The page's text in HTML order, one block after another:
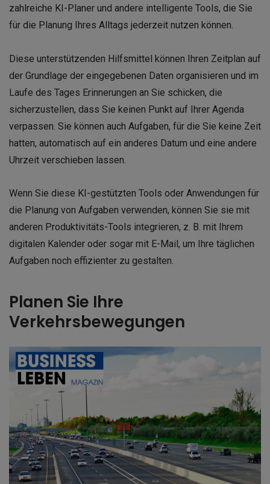
zahlreiche KI-Planer und andere intelligente Tools, die Sie
für die Planung Ihres Alltags jederzeit nutzen können.
Diese unterstützenden Hilfsmittel können Ihren Zeitplan auf
der Grundlage der eingegebenen Daten organisieren und im
Laufe des Tages Erinnerungen an Sie schicken, die
sicherzustellen, dass Sie keinen Punkt auf Ihrer Agenda
verpassen. Sie können auch Aufgaben, für die Sie keine Zeit
hatten, automatisch auf ein anderes Datum und eine andere
Uhrzeit verschieben lassen.
Wenn Sie diese KI-gestützten Tools oder Anwendungen für
die Planung von Aufgaben verwenden, können Sie sie mit
anderen Produktivitäts-Tools integrieren, z. B. mit Ihrem
digitalen Kalender oder sogar mit E-Mail, um Ihre täglichen
Aufgaben noch effizienter zu gestalten.
Planen Sie Ihre
Verkehrsbewegungen